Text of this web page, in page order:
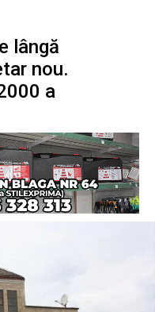
lângă
nou.
a